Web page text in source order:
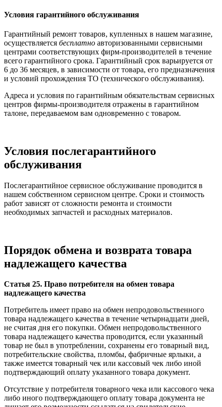
Условия гарантийного обслуживания
Гарантийный ремонт товаров, купленных в нашем магазине,
осуществляется бесплатно авторизованными сервисными
центрами соответствующих фирм-производителей в течение
всего гарантийного срока. Гарантийный срок варьируется от
6 до 36 месяцев, в зависимости от товара, его предназначения
и условий прохождения ТО (технического обслуживания).
Адреса и условия по гарантийным обязательствам сервисных
центров фирмы-производителя отражены в гарантийном
талоне, передаваемом вам одновременно с товаром.
Условия послегарантийного
обслуживания
Послегарантийное сервисное обслуживание проводится в
нашем собственном сервисном центре. Сроки и стоимость
работ зависят от сложности ремонта и стоимости
необходимых запчастей и расходных материалов.
Порядок обмена и возврата товара
надлежащего качества
Статья 25. Право потребителя на обмен товара
надлежащего качества
Потребитель имеет право на обмен непродовольственного
товара надлежащего качества в течение четырнадцати дней,
не считая дня его покупки. Обмен непродовольственного
товара надлежащего качества проводится, если указанный
товар не был в употреблении, сохранены его товарный вид,
потребительские свойства, пломбы, фабричные ярлыки, а
также имеется товарный чек или кассовый чек либо иной
подтверждающий оплату указанного товара документ.
Отсутствие у потребителя товарного чека или кассового чека
либо иного подтверждающего оплату товара документа не